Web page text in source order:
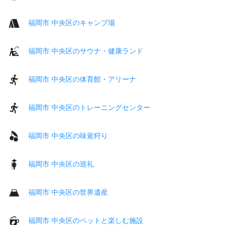
福岡市 中央区のキャンプ場
福岡市 中央区のサウナ・健康ランド
福岡市 中央区の体育館・アリーナ
福岡市 中央区のトレーニングセンター
福岡市 中央区の味覚狩り
福岡市 中央区の巡礼
福岡市 中央区の世界遺産
福岡市 中央区のペットと楽しむ施設